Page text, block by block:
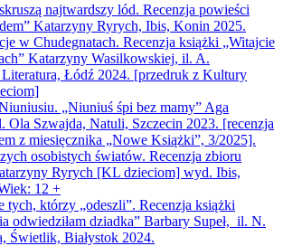
najtwardszy lód. Recenzja powieści
Katarzyny Ryrych, Ibis, Konin 2025.
w Chudegnatach. Recenzja książki „Witajcie
Katarzyny Wasilkowskiej, il. A.
Łódź 2024. [przedruk z Kultury
„Niuniuś śpi bez mamy” Aga
Ola Szwajda, Natuli, Szczecin 2023. [recenzja
z miesięcznika „Nowe Książki”, 3/2025].
osobistych światów. Recenzja zbioru
Ryrych [KL dzieciom] wyd. Ibis,
12 +
tych, którzy „odeszli”. Recenzja książki
odwiedziłam dziadka” Barbary Supeł, il. N.
Świetlik, Białystok 2024.